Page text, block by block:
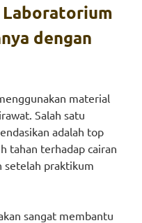
dengan
material
Salah satu
adalah top
tahan terhadap cairan
setelah praktikum
sangat membantu